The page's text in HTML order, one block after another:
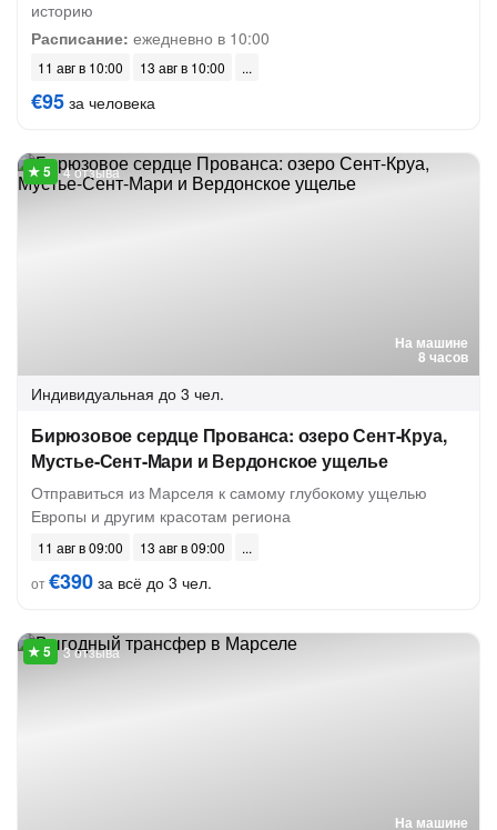
историю
Расписание: ежедневно в 10:00
11 авг в 10:00 13 авг в 10:00
€95 за человека
На машине
8 часов
4 отзыва
Индивидуальная до 3 чел.
Бирюзовое сердце Прованса: озеро Сент-Круа,
Мустье-Сент-Мари и Вердонское ущелье
Отправиться из Марселя к самому глубокому ущелью
Европы и другим красотам региона
11 авг в 09:00
13 авг в 09:00
от€390 за всё до 3 чел.
На машине
3 отзыва